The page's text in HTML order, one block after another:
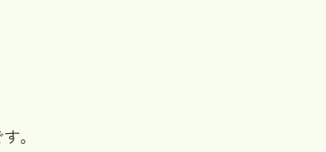
。